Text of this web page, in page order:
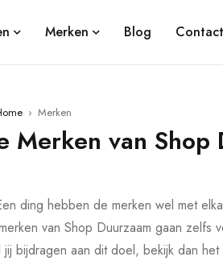
Merken Blog Contact
› Merken
van Shop
ding hebben de merken wel met
van Shop Duurzaam gaan
bijdragen aan dit doel, bekijk dan het